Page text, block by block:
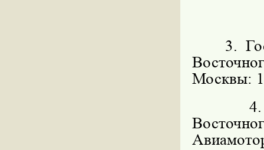
3.
Москвы:
4.